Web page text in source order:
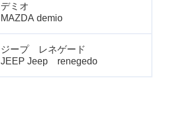
デミオ
MAZDA demio
ジープ レネゲード
JEEP Jeep renegedo